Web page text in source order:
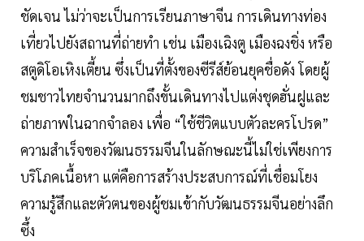
ชัดเจน ไม่ว่าจะเป็นการเรียนภาษาจีน การเดินทางท่อง
เที่ยวไปยังสถานที่ถ่ายทำ เช่น เมืองเฉิงตู เมืองฉงชิ่ง หรือ
สตูดิโอเหิงเตี้ยน ซึ่งเป็นที่ตั้งของซีรีส์ย้อนยุคชื่อดัง โดยผู้
ชมชาวไทยจำนวนมากถึงขั้นเดินทางไปแต่งชุดฮั่นฝูและ
ถ่ายภาพในฉากจำลอง เพื่อ “ใช้ชีวิตแบบตัวละครโปรด”
ความสำเร็จของวัฒนธรรมจีนในลักษณะนี้ไม่ใช่เพียงการ
บริโภคเนื้อหา แต่คือการสร้างประสบการณ์ที่เชื่อมโยง
ความรู้สึกและตัวตนของผู้ชมเข้ากับวัฒนธรรมจีนอย่างลึก
ซึ้ง